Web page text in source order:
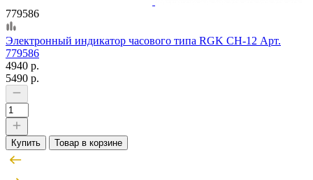
779586
Электронный индикатор часового типа RGK CH-12 Арт.
779586
4940 р.
5490 р.
Купить Товар в корзине